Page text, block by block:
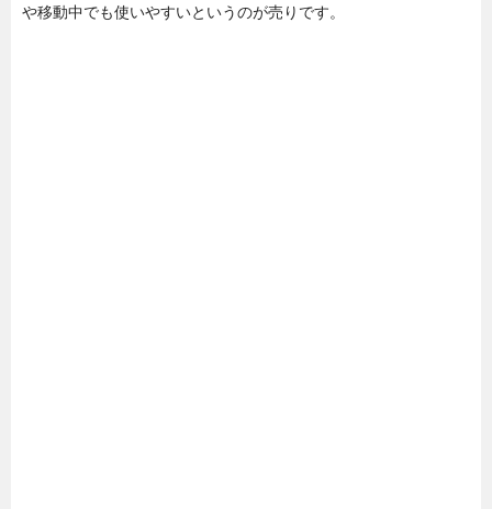
や移動中でも使いやすいというのが売りです。